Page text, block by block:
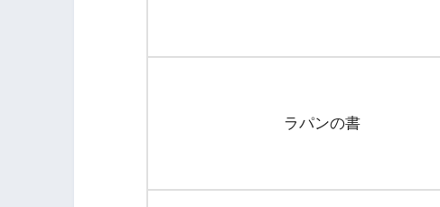
ラパンの書